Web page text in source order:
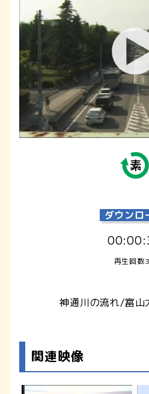
ダウンロ
再生回数
神通川の流れ/富山
関連映像